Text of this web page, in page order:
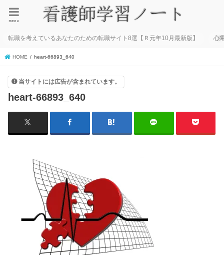
menu
転職を考えているあなたのための転職サイト8選【Ｒ元年10月最新版】 心
HOME heart-66893_640
当サイトには広告が含まれています。
heart-66893_640